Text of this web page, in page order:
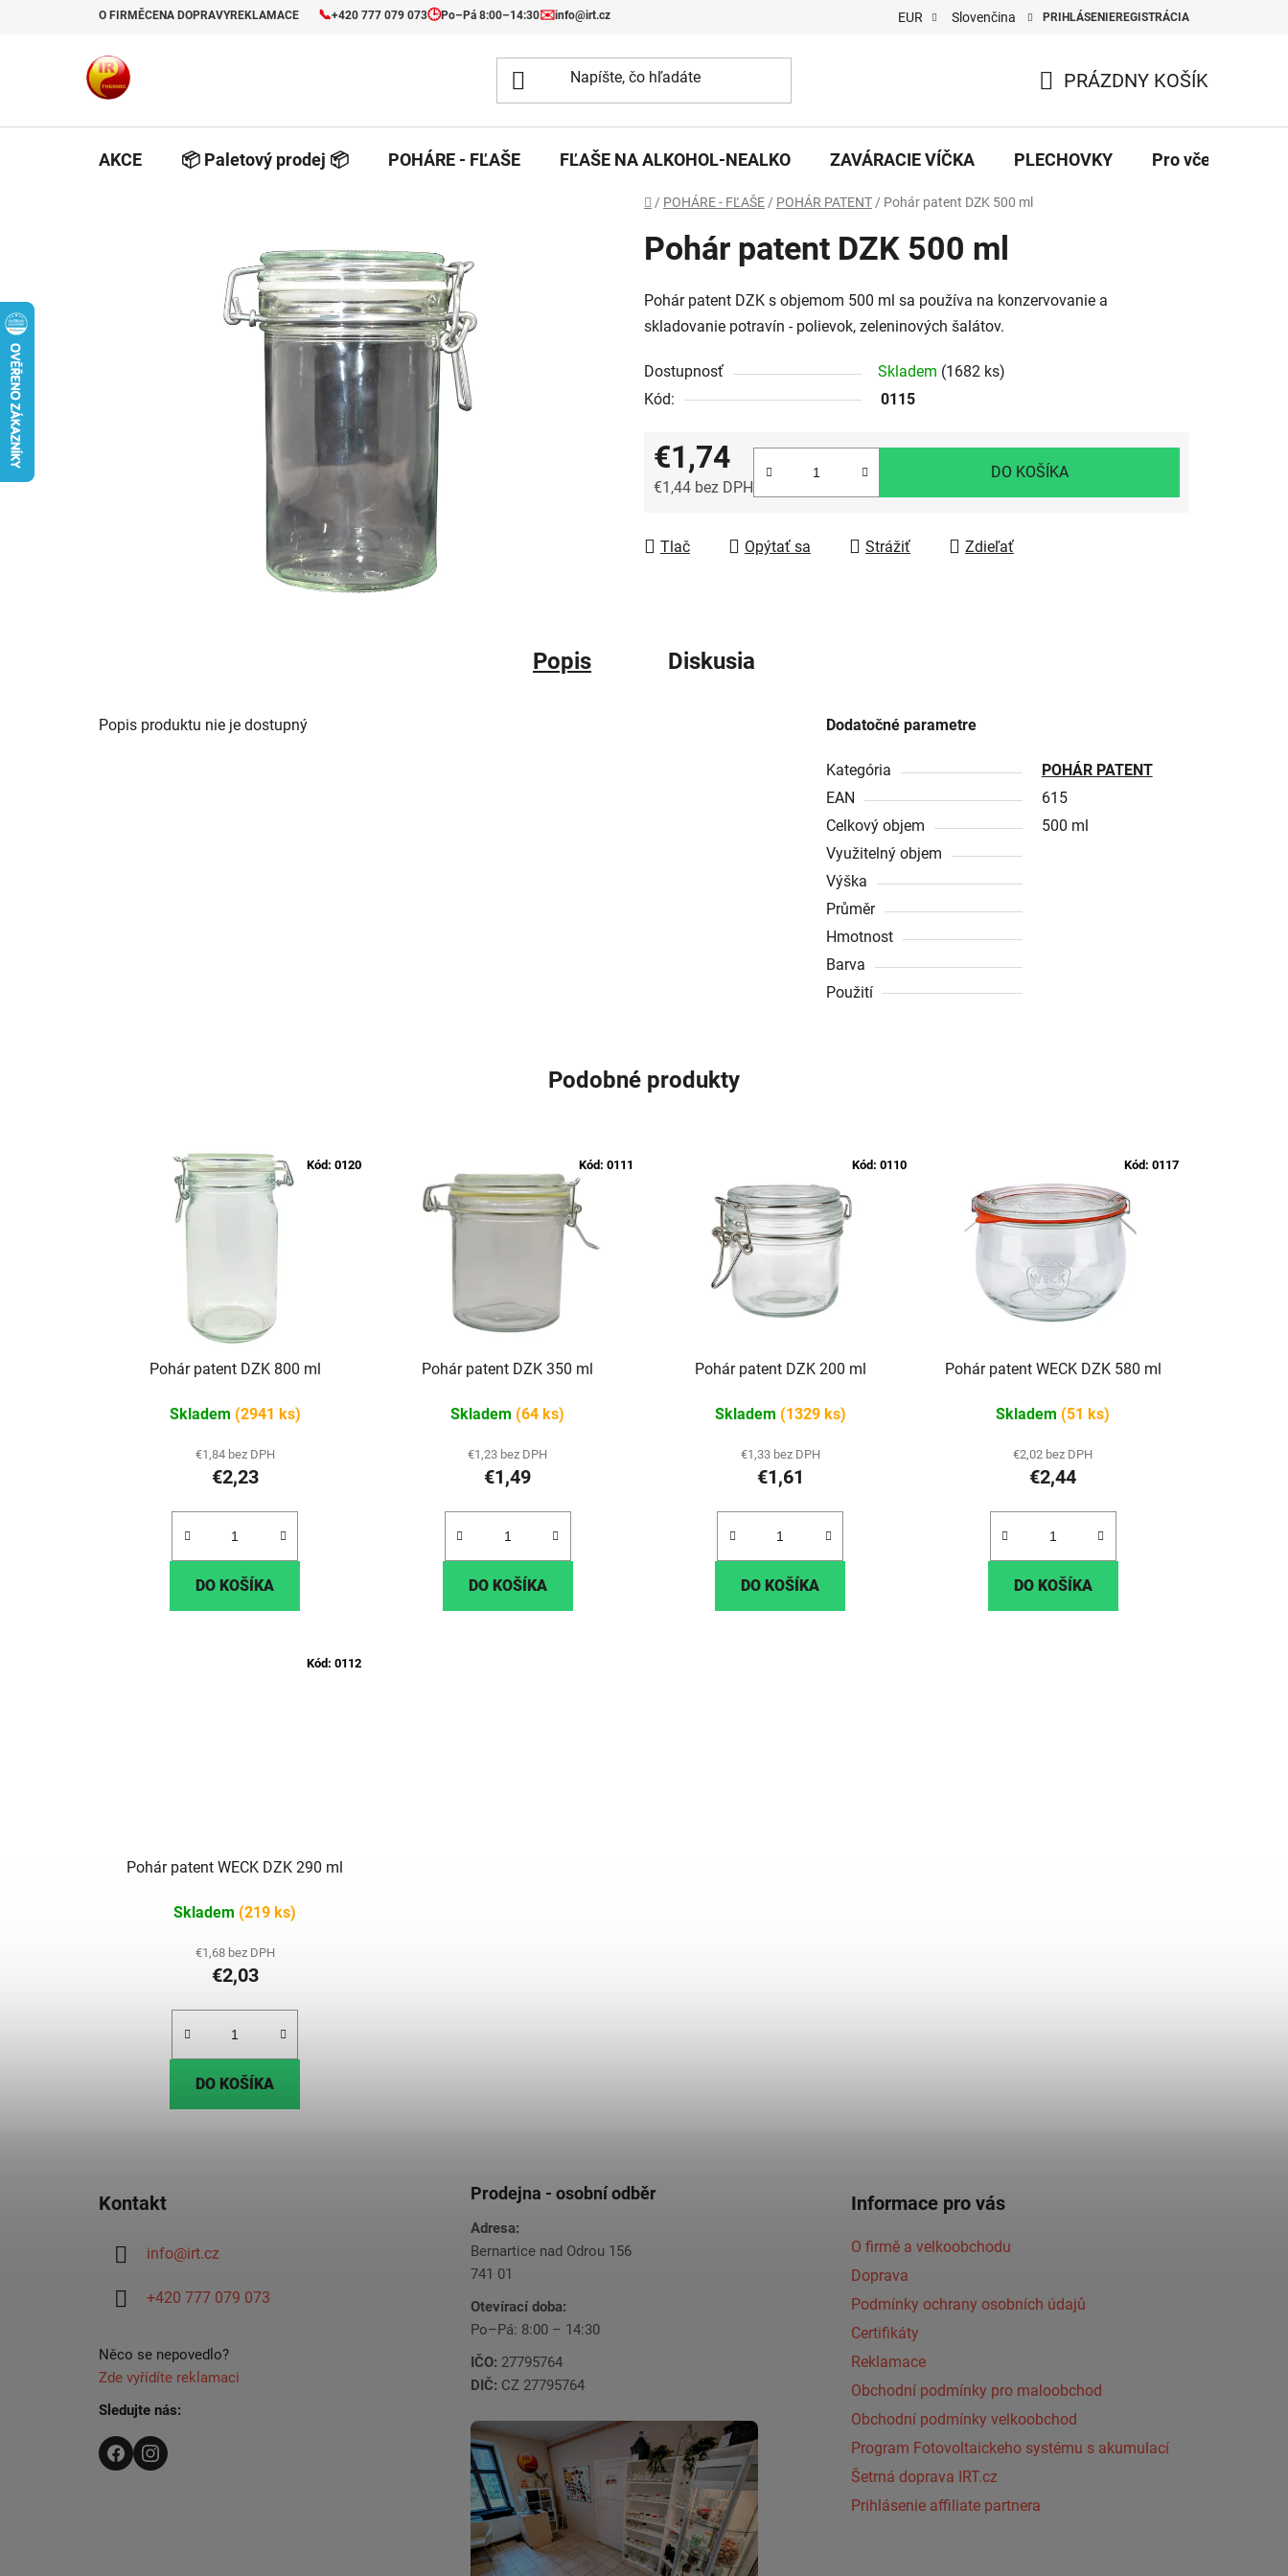
O FIRMĚCENA DOPRAVYREKLAMACE 📞+420 777 079 073🕒Po–Pá 8:00–14:30✉️info@irt.cz EUR Slovenčina PRIHLÁSENIEREGISTRÁCIA
KOŠÍK
PRÁZDNY KOŠÍK
AKCE 📦 Paletový prodej 📦 POHÁRE - FĽAŠE FĽAŠE NA ALKOHOL-NEALKO ZAVÁRACIE VÍČKA PLECHOVKY Pro včelaře
Domov
/ POHÁRE - FĽAŠE / POHÁR PATENT / Pohár patent DZK 500 ml
Pohár patent DZK 500 ml
Pohár patent DZK s objemom 500 ml sa používa na konzervovanie a
skladovanie potravín - polievok, zeleninových šalátov.
Dostupnosť Skladem (1682 ks)
Kód:
0115
€1,74
€1,44 bez DPH
DO KOŠÍKA
Tlač Opýtať sa Strážiť Zdieľať
Popis Diskusia
Popis produktu nie je dostupný Dodatočné parametre
Kategória
POHÁR PATENT
EAN
615
Celkový objem
500 ml
Využitelný objem
Výška
Průměr
Hmotnost
Barva
Použití
Podobné produkty
Pohár patent DZK 800 ml
Skladem (2941 ks)
€1,84 bez DPH
€2,23
DO KOŠÍKA
Kód: 0120
Pohár patent DZK 350 ml
Skladem (64 ks)
€1,23 bez DPH
€1,49
DO KOŠÍKA
Kód: 0111
Pohár patent DZK 200 ml
Skladem (1329 ks)
€1,33 bez DPH
€1,61
DO KOŠÍKA
Kód: 0110
Pohár patent WECK DZK 580 ml
Skladem (51 ks)
€2,02 bez DPH
€2,44
DO KOŠÍKA
Kód: 0117
Pohár patent WECK DZK 290 ml
Skladem (219 ks)
€1,68 bez DPH
€2,03
DO KOŠÍKA
Kód: 0112
Kontakt
info@irt.cz
+420 777 079 073
Něco se nepovedlo?
Zde vyřídíte reklamaci
Sledujte nás:
Prodejna - osobní odběr
Adresa:
Bernartice nad Odrou 156
741 01
Otevírací doba:
Po–Pá: 8:00 – 14:30
IČO: 27795764
DIČ: CZ 27795764
Informace pro vás
O firmě a velkoobchodu
Doprava
Podmínky ochrany osobních údajů
Certifikáty
Reklamace
Obchodní podmínky pro maloobchod
Obchodní podmínky velkoobchod
Program Fotovoltaickeho systému s akumulací
Šetrná doprava IRT.cz
Prihlásenie affiliate partnera